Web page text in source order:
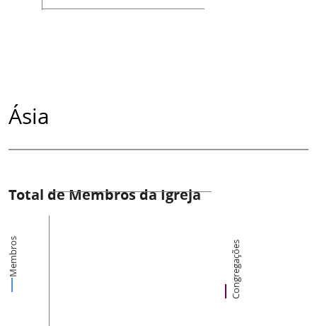
Ásia
Total de Membros da Igreja
Membros Congregações